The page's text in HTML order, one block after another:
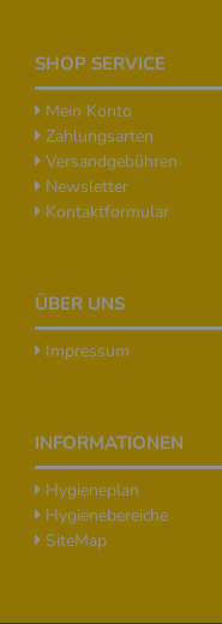
SHOP SERVICE
Mein Konto
Zahlungsarten
Versandgebühren
Newsletter
Kontaktformular
ÜBER UNS
Impressum
INFORMATIONEN
Hygieneplan
Hygienebereiche
SiteMap